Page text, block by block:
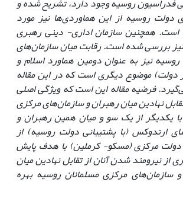
فدراسیون روسیه وجود دارد، تشریح شده و
دولت روسیه از این هماوردی‌ها نیز مورد
است. همچنین سازمان اداری- دینی رهبری
بررسی شده است. رقابت میان سازمان‌های
نیز به عنوان دومین هماورد اسلام و
دولت) موضوع دیگری است که در این مقاله
فرضیه مقاله این است کهویژگی اصلی
نهادین میان رهبران و سازمان‌های مرکزی
یکدیگر از یک سو و میان همین رهبران و
ارتدوکس (با پشتیبانی دولت روسیه) از
دولت مرکزی (مسکو- کرملین) با هدف پایش
از نیرومند شدن آنان ازتقابل نهادین میان
سازمان‌های مرکزی مسلمانان روسیه بهره